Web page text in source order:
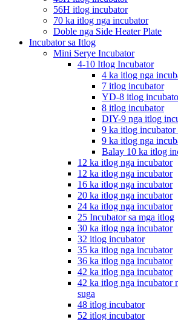
56H itlog incubator
70 ka itlog nga incubator
Doble nga Side Heater Plate
Incubator sa Itlog
Mini Serye Incubator
4-10 Itlog Incubator
4 ka itlog nga
7 itlog incubator
YD-8 itlog
8 itlog incubator
DIY-9 nga itlog
9 ka itlog incubator
9 ka itlog nga
Balay 10 ka itlog
12 ka itlog nga incubator
12 ka itlog nga incubator
16 ka itlog nga incubator
20 ka itlog nga incubator
24 ka itlog nga incubator
25 Incubator sa mga itlog
30 ka itlog nga incubator
32 itlog incubator
35 ka itlog nga incubator
36 ka itlog nga incubator
42 ka itlog nga incubator
42 ka itlog nga incubator
suga
48 itlog incubator
52 itlog incubator